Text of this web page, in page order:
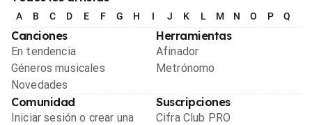
A B C D E F G H I J K L M N O P Q
Canciones
En tendencia
Géneros musicales
Novedades
Herramientas
Afinador
Metrónomo
Comunidad
Iniciar sesión o crear una
Suscripciones
Cifra Club PRO